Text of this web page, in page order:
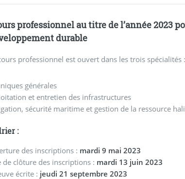
professionnel au titre de l’année 2023
durable
professionnel est ouvert dans les trois spécialités :
générales
et entretien des infrastructures
sécurité maritime et gestion de la ressource
:
des inscriptions : mardi 9 mai 2023
de clôture des inscriptions : mardi 13 juin 2023
écrite : jeudi 21 septembre 2023